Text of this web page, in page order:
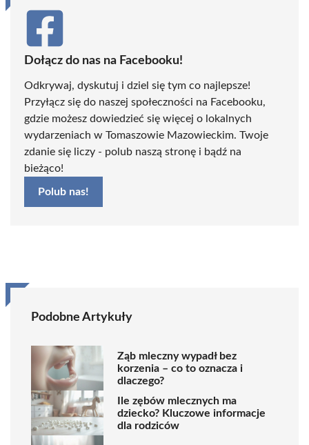
Dołącz do nas na Facebooku!
Odkrywaj, dyskutuj i dziel się tym co najlepsze!
Przyłącz się do naszej społeczności na Facebooku,
gdzie możesz dowiedzieć się więcej o lokalnych
wydarzeniach w Tomaszowie Mazowieckim. Twoje
zdanie się liczy - polub naszą stronę i bądź na
bieżąco!
Polub nas!
Podobne Artykuły
Ząb mleczny wypadł bez
korzenia – co to oznacza i
dlaczego?
Ile zębów mlecznych ma
dziecko? Kluczowe informacje
dla rodziców